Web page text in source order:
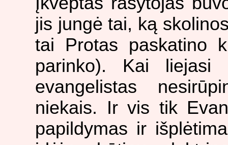
jis jungė tai, ką
tai Protas paskatino
parinko). Kai liejasi
evangelistas
niekais. Ir vis tik
papildymas ir